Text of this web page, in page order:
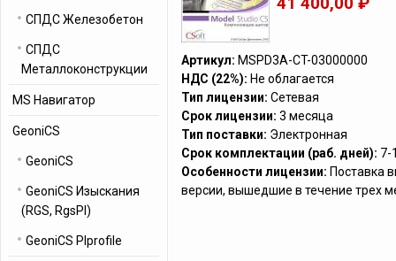
Артикул: MSPD3A-CT-03000000
НДС (22%): Не облагается
Тип лицензии: Сетевая
Срок лицензии: 3 месяца
Тип поставки: Электронная
Срок комплектации (раб. дней): 7-
Особенности лицензии: Поставка
версии, вышедшие в течение трех
СПДС Железобетон
СПДС
Металлоконструкции
MS Навигатор
GeoniCS
GeoniCS
GeoniCS Изыскания
(RGS, RgsPl)
GeoniCS Plprofile